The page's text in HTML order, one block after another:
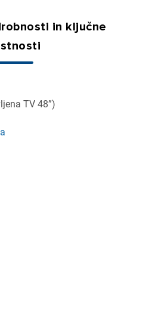
in ključne
TV 48”)
morate biti prijavljeni.